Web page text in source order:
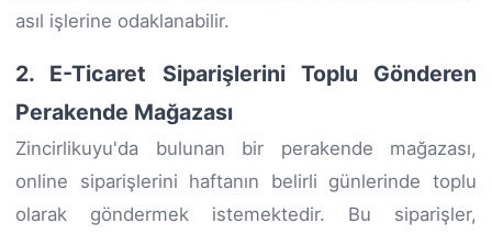
asıl işlerine odaklanabilir.
2. E-Ticaret Siparişlerini Toplu Gönderen
Perakende Mağazası
Zincirlikuyu'da bulunan bir perakende mağazası,
online siparişlerini haftanın belirli günlerinde toplu
olarak göndermek istemektedir. Bu siparişler,